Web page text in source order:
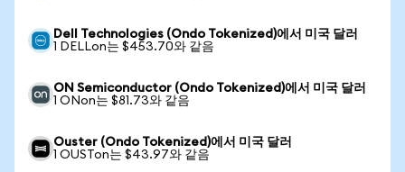
Dell Technologies (Ondo Tokenized)에서 미국 달러
1 DELLon는 $453.70와 같음
ON Semiconductor (Ondo Tokenized)에서 미국 달러
1 ONon는 $81.73와 같음
Ouster (Ondo Tokenized)에서 미국 달러
1 OUSTon는 $43.97와 같음